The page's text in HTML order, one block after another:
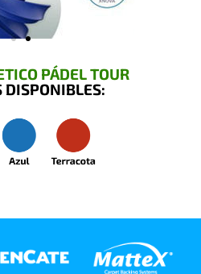
PÁDEL TOUR
DISPONIBLES: